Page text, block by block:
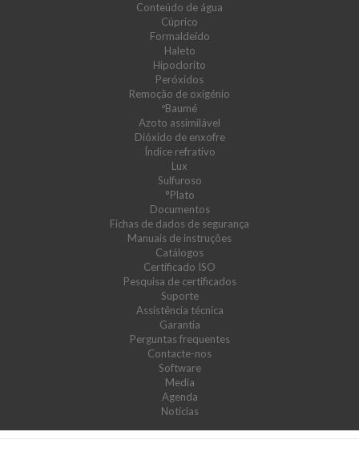
Conteúdo de água
Cúprico
Formaldeído
Haleto
Hipoclorito
Peróxidos
Remoção de oxigénio
ºBaumé
Azoto assimilável
Dióxido de enxofre
Índice refrativo
Lux
Sulfuroso
°Plato
Documentos
Fichas de dados de segurança
Manuais de instruções
Catálogos
Certificado ISO
Pesquisa de certificados
Suporte
Assistência técnica
Garantia
Perguntas frequentes
Contacte-nos
Software
Media
Agenda
Notícias